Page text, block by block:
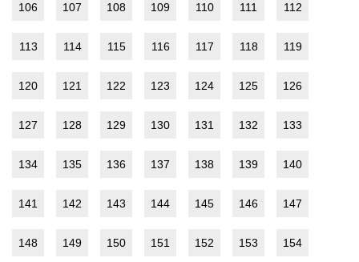
106 107 108 109 110 111 112
113 114 115 116 117 118 119
120 121 122 123 124 125 126
127 128 129 130 131 132 133
134 135 136 137 138 139 140
141 142 143 144 145 146 147
148 149 150 151 152 153 154